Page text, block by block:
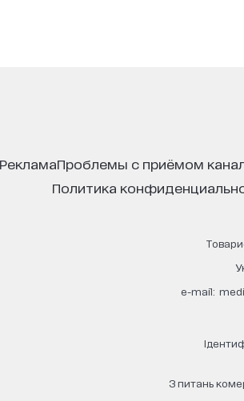
реклама проблемы с приёмом
политика
е-mail:
З питань